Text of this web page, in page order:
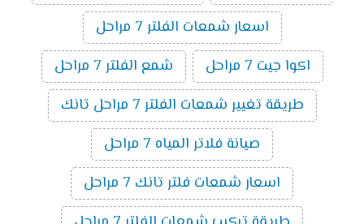
اسعار شمعات الفلتر 7 مراحل
اكوا جيت 7 مراحل
شمع الفلتر 7 مراحل
طريقة تغيير شمعات الفلتر 7 مراحل تانك
صيانة فلاتر المياه 7 مراحل
اسعار شمعات فلتر تانك 7 مراحل